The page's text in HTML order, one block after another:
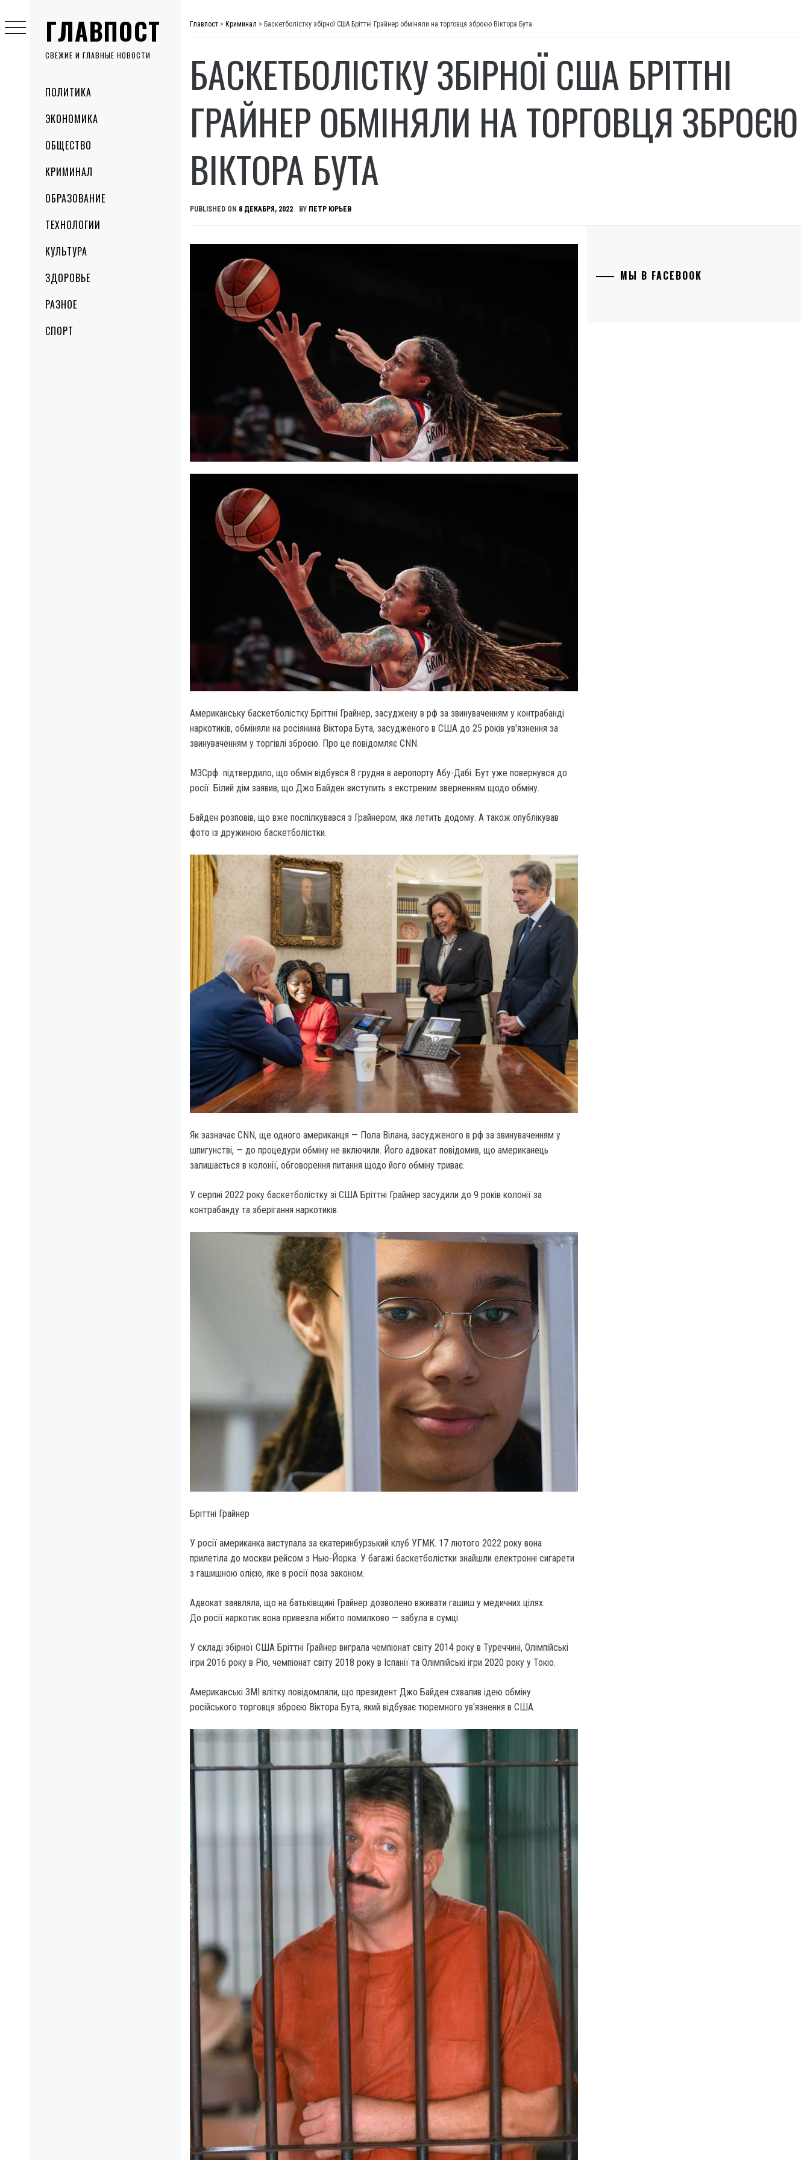
ГЛАВПОСТ
СВЕЖИЕ И ГЛАВНЫЕ НОВОСТИ
MenuПОЛИТИКА
ЭКОНОМИКА
ОБЩЕСТВО
КРИМИНАЛ
ОБРАЗОВАНИЕ
ТЕХНОЛОГИИ
КУЛЬТУРА
ЗДОРОВЬЕ
РАЗНОЕ
СПОРТ
to
content
Главпост > Криминал > Баскетболістку збірної США Бріттні Грайнер обміняли на торговця зброєю Віктора Бута
БАСКЕТБОЛІСТКУ ЗБІРНОЇ США БРІТТНІ
ГРАЙНЕР ОБМІНЯЛИ НА ТОРГОВЦЯ ЗБРОЄЮ
ВІКТОРА БУТА
PUBLISHED ON 8 ДЕКАБРЯ, 2022 BY ПЕТР ЮРЬЕВ
Американську баскетболістку Бріттні Грайнер, засуджену в рф за звинуваченням у контрабанді
наркотиків, обміняли на росіянина Віктора Бута, засудженого в США до 25 років ув'язнення за
звинуваченням у торгівлі зброєю. Про це повідомляє CNN.
МЗСрф підтвердило, що обмін відбувся 8 грудня в аеропорту Абу-Дабі. Бут уже повернувся до
росії. Білий дім заявив, що Джо Байден виступить з екстреним зверненням щодо обміну.
Байден розповів, що вже поспілкувався з Грайнером, яка летить додому. А також опублікував
фото із дружиною баскетболістки.
Як зазначає CNN, ще одного американця — Пола Вілана, засудженого в рф за звинуваченням у
шпигунстві, — до процедури обміну не включили. Його адвокат повідомив, що американець
залишається в колонії, обговорення питання щодо його обміну триває.
У серпні 2022 року баскетболістку зі США Бріттні Грайнер засудили до 9 років колонії за
контрабанду та зберігання наркотиків.
Бріттні Грайнер
У росії американка виступала за єкатеринбурзький клуб УГМК. 17 лютого 2022 року вона
прилетіла до москви рейсом з Нью-Йорка. У багажі баскетболістки знайшли електронні сигарети
з гашишною олією, яке в росії поза законом.
Адвокат заявляла, що на батьківщині Грайнер дозволено вживати гашиш у медичних цілях.
До росії наркотик вона привезла нібито помилково — забула в сумці.
У складі збірної США Бріттні Грайнер виграла чемпіонат світу 2014 року в Туреччині, Олімпійські
ігри 2016 року в Ріо, чемпіонат світу 2018 року в Іспанії та Олімпійські ігри 2020 року у Токіо.
Американські ЗМІ влітку повідомляли, що президент Джо Байден схвалив ідею обміну
російського торговця зброєю Віктора Бута, який відбуває тюремного ув'язнення в США.
МЫ В FACEBOOK